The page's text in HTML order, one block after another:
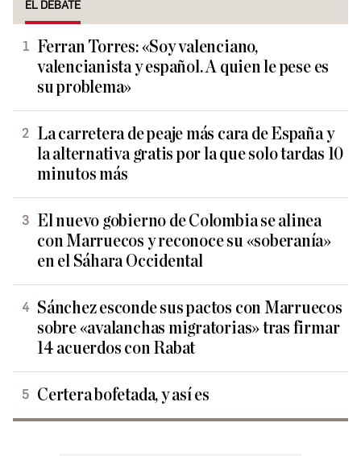
EL DEBATE
Ferran Torres: «Soy valenciano,
valencianista y español. A quien le pese es
su problema»
La carretera de peaje más cara de España y
la alternativa gratis por la que solo tardas 10
minutos más
El nuevo gobierno de Colombia se alinea
con Marruecos y reconoce su «soberanía»
en el Sáhara Occidental
Sánchez esconde sus pactos con Marruecos
sobre «avalanchas migratorias» tras firmar
14 acuerdos con Rabat
Certera bofetada, y así es